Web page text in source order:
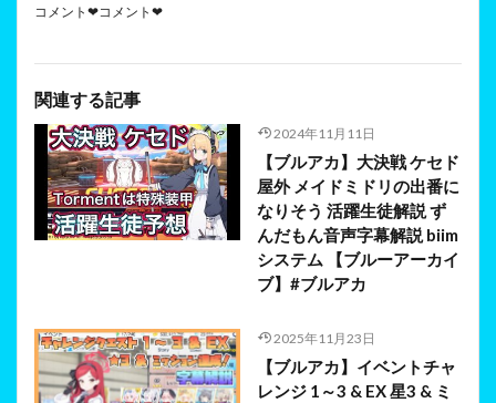
コメント❤コメント❤
関連する記事
2024年11月11日
【ブルアカ】大決戦 ケセド
屋外 メイドミドリの出番に
なりそう 活躍生徒解説 ず
んだもん音声字幕解説 biim
システム 【ブルーアーカイ
ブ】#ブルアカ
2025年11月23日
【ブルアカ】イベントチャ
レンジ 1～3 & EX 星3 & ミ